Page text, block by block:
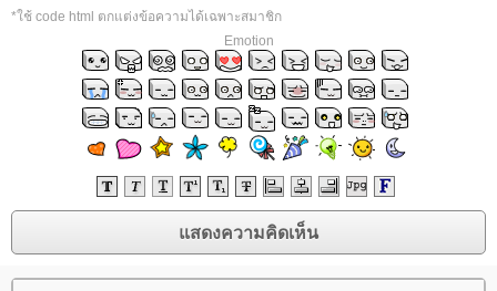
*ใช้ code html ตกแต่งข้อความได้เฉพาะสมาชิก
Emotion